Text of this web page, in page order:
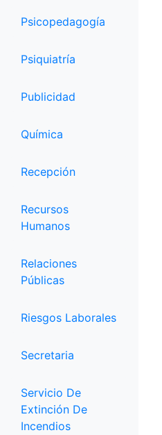
Psicopedagogía
Psiquiatría
Publicidad
Química
Recepción
Recursos
Humanos
Relaciones
Públicas
Riesgos Laborales
Secretaria
Servicio De
Extinción De
Incendios